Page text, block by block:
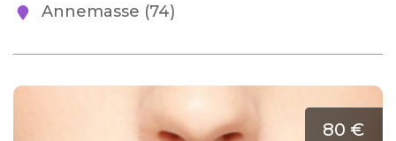
Annemasse (74)
80 €